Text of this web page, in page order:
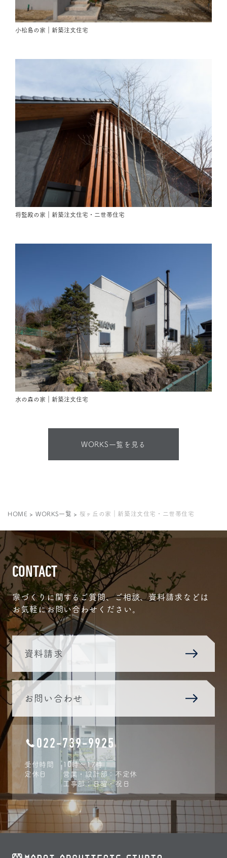
小松島の家｜新築注文住宅
将監殿の家｜新築注文住宅・二世帯住宅
水の森の家｜新築注文住宅
WORKS一覧を見る
HOME > WORKS一覧 > 桜ヶ丘の家｜新築注文住宅・二世帯住宅
CONTACT
家づくりに関するご質問、ご相談、資料請求などは
お気軽にお問い合わせください。
資料請求
お問い合わせ
022-739-9925
受付時間
10時〜17時
定休日
営業・設計部：不定休
工事部：日曜・祝日